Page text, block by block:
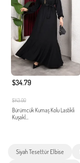
$34.79
$143.00
Bürümcük Kumaş Kolu Lastikli
Kuşakl...
Siyah Tesettür Elbise